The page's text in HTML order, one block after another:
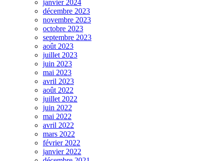
janvier 2024
décembre 2023
novembre 2023
octobre 2023
septembre 2023
août 2023
juillet 2023
juin 2023
mai 2023
avril 2023
août 2022
juillet 2022
juin 2022
mai 2022
avril 2022
mars 2022
février 2022
janvier 2022